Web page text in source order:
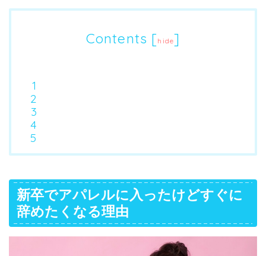
Contents [hide]
新卒でアパレルに入ったけどすぐに
辞めたくなる理由